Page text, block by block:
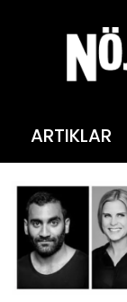
ARTIKLAR